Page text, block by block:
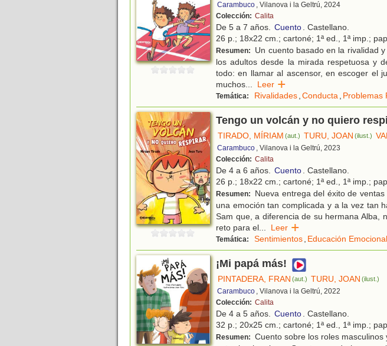
Carambuco , Vilanova i la Geltrú, 2024
Colección: Calita
De 5 a 7 años. Cuento. Castellano.
26 p.; 18x22 cm.; cartoné; 1ª ed., 1ª imp.;
Resumen:
Un cuento basado en la rivalidad
los adultos desde la mirada respetuosa y
todo: en llamar al ascensor, en escoger el
muchos... Leer
Temática: Rivalidades,Conducta, Problemas
Tengo un volcán y no quiero
TIRADO, MÍRIAM (aut.) TURU, JOAN (ilust.)
Carambuco , Vilanova i la Geltrú, 2023
Colección: Calita
De 4 a 6 años. Cuento. Castellano.
26 p.; 18x22 cm.; cartoné; 1ª ed., 1ª imp.;
Resumen:
Nueva entrega del éxito de
una emoción tan complicada y a la vez tan
Sam que, a diferencia de su hermana Alba,
reto para el... Leer
Temática: Sentimientos, Educación Emocional
¡Mi papá más!
PINTADERA, FRAN (aut.) TURU, JOAN (ilust.)
Carambuco , Vilanova i la Geltrú, 2022
Colección: Calita
De 4 a 5 años. Cuento. Castellano.
32 p.; 20x25 cm.; cartoné; 1ª ed., 1ª imp.;
Resumen: Cuento sobre los roles